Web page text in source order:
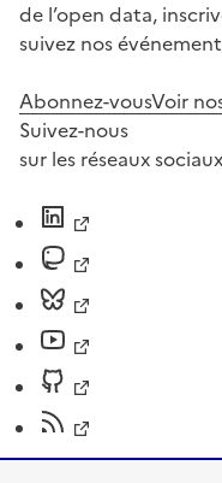
de l’open data,
suivez nos
Abonnez-vousVoir
Suivez-nous
sur les réseaux sociaux